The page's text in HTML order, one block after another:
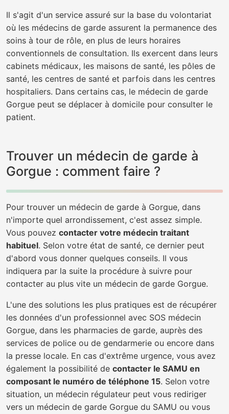
Il s'agit d'un service assuré sur la base du volontariat
où les médecins de garde assurent la permanence des
soins à tour de rôle, en plus de leurs horaires
conventionnels de consultation. Ils exercent dans leurs
cabinets médicaux, les maisons de santé, les pôles de
santé, les centres de santé et parfois dans les centres
hospitaliers. Dans certains cas, le médecin de garde
Gorgue peut se déplacer à domicile pour consulter le
patient.
Trouver un médecin de garde à
Gorgue : comment faire ?
Pour trouver un médecin de garde à Gorgue, dans
n'importe quel arrondissement, c'est assez simple.
Vous pouvez contacter votre médecin traitant
habituel. Selon votre état de santé, ce dernier peut
d'abord vous donner quelques conseils. Il vous
indiquera par la suite la procédure à suivre pour
contacter au plus vite un médecin de garde Gorgue.
L'une des solutions les plus pratiques est de récupérer
les données d'un professionnel avec SOS médecin
Gorgue, dans les pharmacies de garde, auprès des
services de police ou de gendarmerie ou encore dans
la presse locale. En cas d'extrême urgence, vous avez
également la possibilité de contacter le SAMU en
composant le numéro de téléphone 15. Selon votre
situation, un médecin régulateur peut vous rediriger
vers un médecin de garde Gorgue du SAMU ou vous